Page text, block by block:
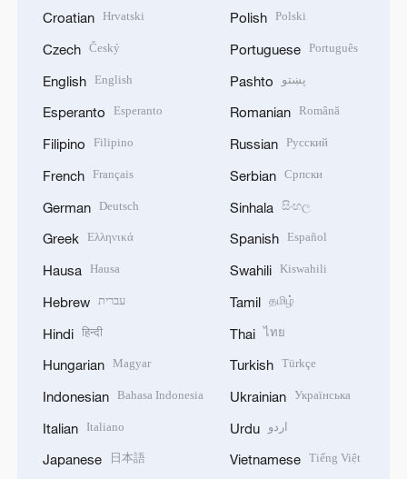
Croatian Hrvatski
Czech Český
English English
Esperanto Esperanto
Filipino Filipino
French Français
German Deutsch
Greek Ελληνικά
Hausa Hausa
Hebrew עברית
Hindi हिन्दी
Hungarian Magyar
Indonesian Bahasa Indonesia
Italian Italiano
Japanese 日本語
Polish Polski
Portuguese Português
Pashto پښتو
Romanian Română
Russian Русский
Serbian Српски
Sinhala සිංහල
Spanish Español
Swahili Kiswahili
Tamil தமிழ்
Thai ไทย
Turkish Türkçe
Ukrainian Українська
Urdu اردو
Vietnamese Tiếng Việt